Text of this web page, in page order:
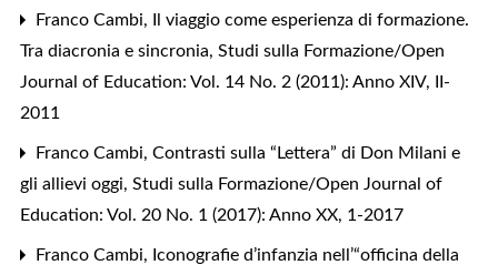
Franco Cambi, Il viaggio come esperienza di formazione.
Tra diacronia e sincronia, Studi sulla Formazione/Open
Journal of Education: Vol. 14 No. 2 (2011): Anno XIV, II-
2011
Franco Cambi, Contrasti sulla “Lettera” di Don Milani e
gli allievi oggi, Studi sulla Formazione/Open Journal of
Education: Vol. 20 No. 1 (2017): Anno XX, 1-2017
Franco Cambi, Iconografie d’infanzia nell’“officina della